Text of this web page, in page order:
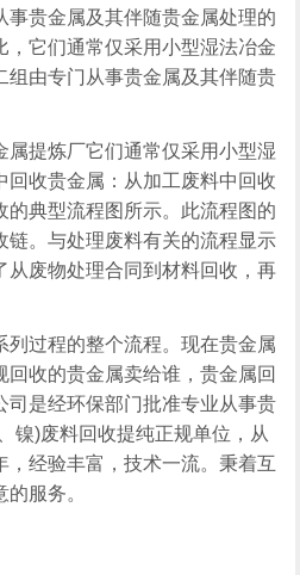
事贵金属及其伴随贵金属处理的
，它们通常仅采用小型湿法冶金
组由专门从事贵金属及其伴随贵
属提炼厂它们通常仅采用小型湿
回收贵金属：从加工废料中回收
的典型流程图所示。此流程图的
链。与处理废料有关的流程显示
从废物处理合同到材料回收，再
列过程的整个流程。现在贵金属
回收的贵金属卖给谁，贵金属回
司是经环保部门批准专业从事贵
镍)废料回收提纯正规单位，从
，经验丰富，技术一流。秉着互
服务。